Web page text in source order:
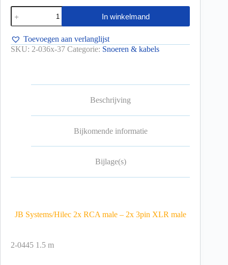
In winkelmand
Toevoegen aan verlanglijst
SKU: 2-036x-37 Categorie: Snoeren & kabels
Beschrijving
Bijkomende informatie
Bijlage(s)
JB Systems/Hilec 2x RCA male – 2x 3pin XLR male
2-0445 1.5 m